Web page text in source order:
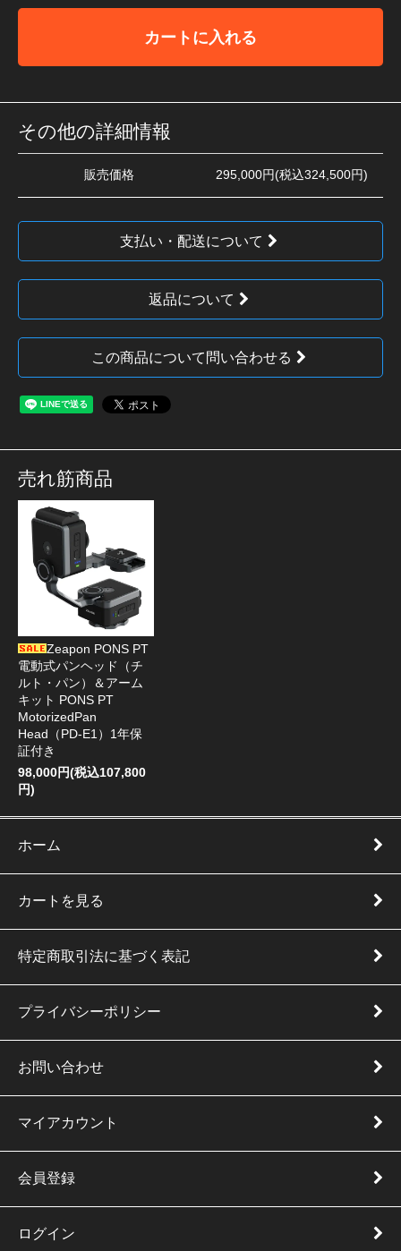
カートに入れる
その他の詳細情報
販売価格 295,000円(税込324,500円)
支払い・配送について
返品について
この商品について問い合わせる
売れ筋商品
Zeapon PONS PT
電動式パンヘッド（チ
ルト・パン）＆アーム
キット PONS PT
MotorizedPan
Head（PD-E1）1年保
証付き
98,000円(税込107,800
円)
ホーム
カートを見る
特定商取引法に基づく表記
プライバシーポリシー
お問い合わせ
マイアカウント
会員登録
ログイン